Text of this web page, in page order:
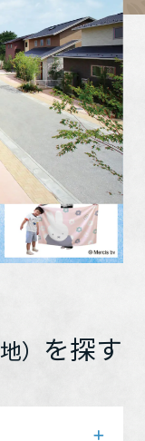
の方
ご検討の方
ナー様まで、賃貸経
います。
、持続可能な未来志
契約者さまとミサワ
・便利・安心なコン
） を探す